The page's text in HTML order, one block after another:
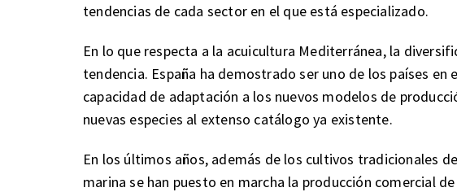
tendencias de cada sector en el que está especializado.
En lo que respecta a la acuicultura Mediterránea, la
tendencia. España ha demostrado ser uno de los países en
capacidad de adaptación a los nuevos modelos de
nuevas especies al extenso catálogo ya existente.
En los últimos años, además de los cultivos tradicionales
marina se han puesto en marcha la producción comercial